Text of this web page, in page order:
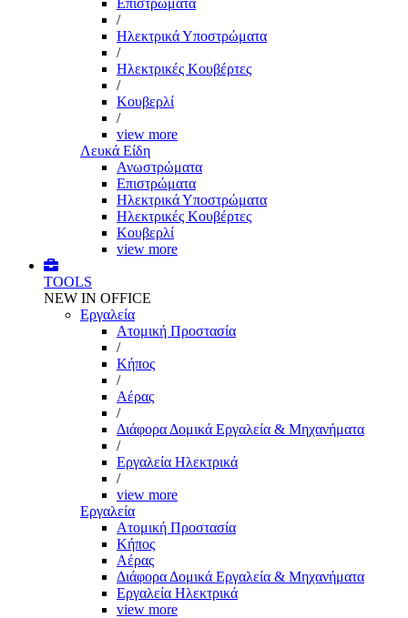
Επιστρώματα
/
Ηλεκτρικά Υποστρώματα
/
Ηλεκτρικές Κουβέρτες
/
Κουβερλί
/
view more
Λευκά Είδη
Ανωστρώματα
Επιστρώματα
Ηλεκτρικά Υποστρώματα
Ηλεκτρικές Κουβέρτες
Κουβερλί
view more
TOOLS
NEW IN OFFICE
Εργαλεία
Aτομική Προστασία
/
Kήπος
/
Αέρας
/
Διάφορα Δομικά Εργαλεία & Μηχανήματα
/
Εργαλεία Ηλεκτρικά
/
view more
Εργαλεία
Aτομική Προστασία
Kήπος
Αέρας
Διάφορα Δομικά Εργαλεία & Μηχανήματα
Εργαλεία Ηλεκτρικά
view more